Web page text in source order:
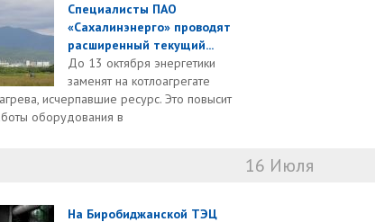
Специалисты ПАО
«Сахалинэнерго» проводят
расширенный текущий...
До 13 октября энергетики
заменят на котлоагрегате
исчерпавшие ресурс. Это повысит
оборудования в
16 Июля
На Биробиджанской ТЭЦ